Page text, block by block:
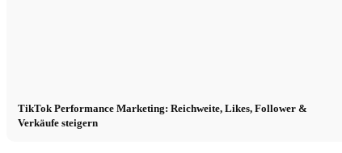
TikTok Performance Marketing: Reichweite, Likes, Follower &
Verkäufe steigern